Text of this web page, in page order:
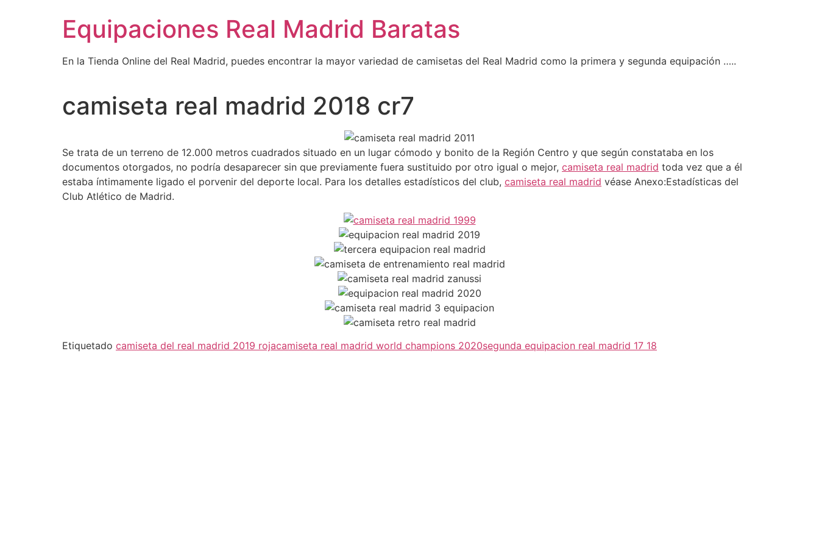
Equipaciones Real Madrid Baratas
En la Tienda Online del Real Madrid, puedes encontrar la mayor variedad de camisetas del Real Madrid como la primera y segunda equipación …..
camiseta real madrid 2018 cr7
Se trata de un terreno de 12.000 metros cuadrados situado en un lugar cómodo y bonito de la Región Centro y que según constataba en los
documentos otorgados, no podría desaparecer sin que previamente fuera sustituido por otro igual o mejor, camiseta real madrid toda vez que a él
estaba íntimamente ligado el porvenir del deporte local. Para los detalles estadísticos del club, camiseta real madrid véase Anexo:Estadísticas del
Club Atlético de Madrid.
Etiquetado camiseta del real madrid 2019 rojacamiseta real madrid world champions 2020segunda equipacion real madrid 17 18